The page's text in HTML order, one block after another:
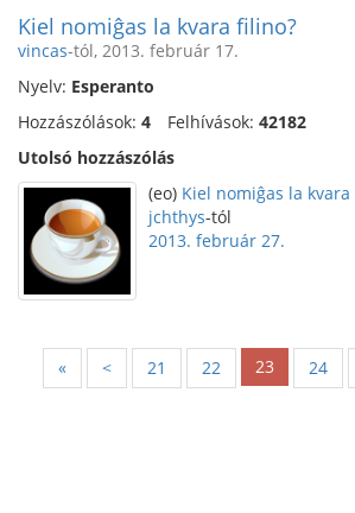
Kiel nomiĝas la kvara filino?
vincas-tól, 2013. február 17.
Nyelv: Esperanto
Hozzászólások: 4 Felhívások: 42182
Utolsó hozzászólás
(eo) Kiel nomiĝas la kvara
jchthys-tól
2013. február 27.
« < 21 22 23 24